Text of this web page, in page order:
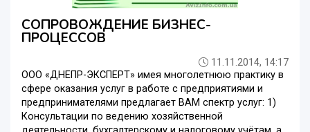
СОПРОВОЖДЕНИЕ БИЗНЕС-
ПРОЦЕССОВ
11.11.2014, 14:17
ООО «ДНЕПР-ЭКСПЕРТ» имея многолетнюю практику в
сфере оказания услуг в работе с предприятиями и
предпринимателями предлагает ВАМ спектр услуг: 1)
Консультации по ведению хозяйственной